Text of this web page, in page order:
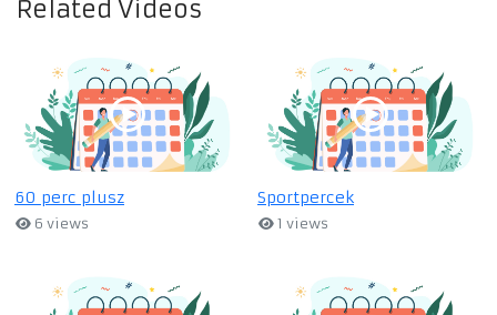
Related Videos
60 perc plusz
6 views
Sportpercek
1 views